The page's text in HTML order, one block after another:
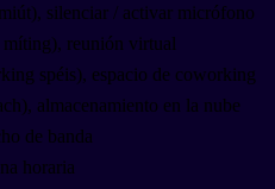
silenciar / activar micrófono
míting), reunión virtual
spéis), espacio de coworking
almacenamiento en la nube
de banda
horaria